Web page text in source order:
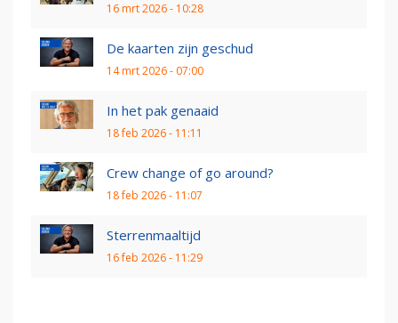
16 mrt 2026 - 10:28
De kaarten zijn geschud
14 mrt 2026 - 07:00
In het pak genaaid
18 feb 2026 - 11:11
Crew change of go around?
18 feb 2026 - 11:07
Sterrenmaaltijd
16 feb 2026 - 11:29